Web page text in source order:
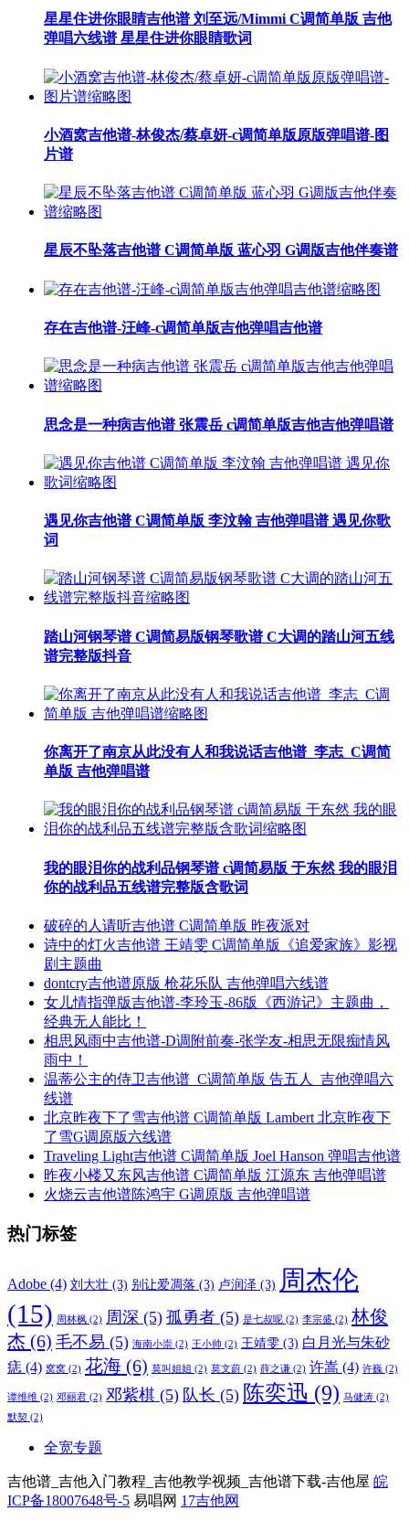
星星住进你眼睛吉他谱 刘至远/Mimmi C调简单版 吉他
弹唱六线谱 星星住进你眼睛歌词
小酒窝吉他谱-林俊杰/蔡卓妍-c调简单版原版弹唱谱-图
片谱
星辰不坠落吉他谱 C调简单版 蓝心羽 G调版吉他伴奏谱
存在吉他谱-汪峰-c调简单版吉他弹唱吉他谱
思念是一种病吉他谱 张震岳 c调简单版吉他吉他弹唱谱
遇见你吉他谱 C调简单版 李汶翰 吉他弹唱谱 遇见你歌
词
踏山河钢琴谱 C调简易版钢琴歌谱 C大调的踏山河五线
谱完整版抖音
你离开了南京从此没有人和我说话吉他谱_李志_C调简
单版 吉他弹唱谱
我的眼泪你的战利品钢琴谱 c调简易版 于东然 我的眼泪
你的战利品五线谱完整版含歌词
破碎的人请听吉他谱 C调简单版 昨夜派对
诗中的灯火吉他谱 王靖雯 C调简单版《追爱家族》影视
剧主题曲
dontcry吉他谱原版 枪花乐队 吉他弹唱六线谱
女儿情指弹版吉他谱-李玲玉-86版《西游记》主题曲，
经典无人能比！
相思风雨中吉他谱-D调附前奏-张学友-相思无限痴情风
雨中！
温蒂公主的侍卫吉他谱_C调简单版 告五人_吉他弹唱六
线谱
北京昨夜下了雪吉他谱 C调简单版 Lambert 北京昨夜下
了雪G调原版六线谱
Traveling Light吉他谱 C调简单版 Joel Hanson 弹唱吉他谱
昨夜小楼又东风吉他谱 C调简单版 江源东 吉他弹唱谱
火烧云吉他谱陈鸿宇 G调原版 吉他弹唱谱
热门标签
Adobe (4) 刘大壮 (3) 别让爱凋落 (3) 卢润泽 (3) 周杰伦
(15) 周林枫 (2) 周深 (5) 孤勇者 (5) 是七叔呢 (2) 李宗盛 (2) 林俊
杰 (6) 毛不易 (5) 海南小崇 (2) 王小帅 (2) 王靖雯 (3) 白月光与朱砂
痣 (4) 窝窝 (2) 花海 (6) 莫叫姐姐 (2) 莫文蔚 (2) 薛之谦 (2) 许嵩 (4) 许巍 (2)
谭维维 (2) 邓丽君 (2) 邓紫棋 (5) 队长 (5) 陈奕迅 (9) 马健涛 (2)
默契 (2)
全宽专题
吉他谱_吉他入门教程_吉他教学视频_吉他谱下载-吉他屋 皖
ICP备18007648号-5 易唱网 17吉他网